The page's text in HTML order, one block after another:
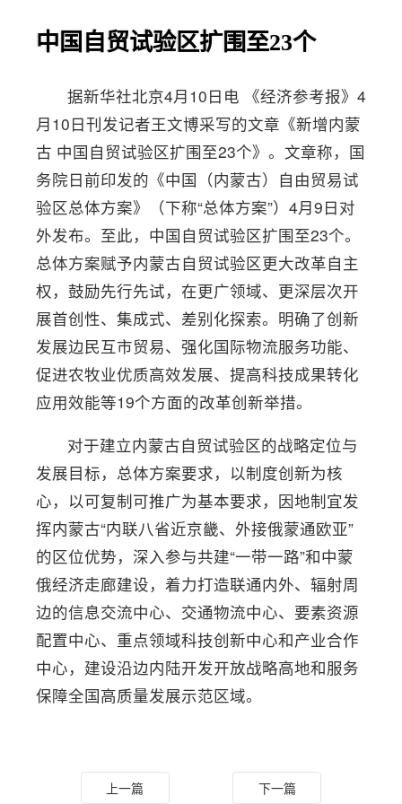
中国自贸试验区扩围至23个
据新华社北京4月10日电 《经济参考报》4
月10日刊发记者王文博采写的文章《新增内蒙
古 中国自贸试验区扩围至23个》。文章称，国
务院日前印发的《中国（内蒙古）自由贸易试
验区总体方案》（下称“总体方案”）4月9日对
外发布。至此，中国自贸试验区扩围至23个。
总体方案赋予内蒙古自贸试验区更大改革自主
权，鼓励先行先试，在更广领域、更深层次开
展首创性、集成式、差别化探索。明确了创新
发展边民互市贸易、强化国际物流服务功能、
促进农牧业优质高效发展、提高科技成果转化
应用效能等19个方面的改革创新举措。
对于建立内蒙古自贸试验区的战略定位与
发展目标，总体方案要求，以制度创新为核
心，以可复制可推广为基本要求，因地制宜发
挥内蒙古“内联八省近京畿、外接俄蒙通欧亚”
的区位优势，深入参与共建“一带一路”和中蒙
俄经济走廊建设，着力打造联通内外、辐射周
边的信息交流中心、交通物流中心、要素资源
配置中心、重点领域科技创新中心和产业合作
中心，建设沿边内陆开发开放战略高地和服务
保障全国高质量发展示范区域。
上一篇 下一篇